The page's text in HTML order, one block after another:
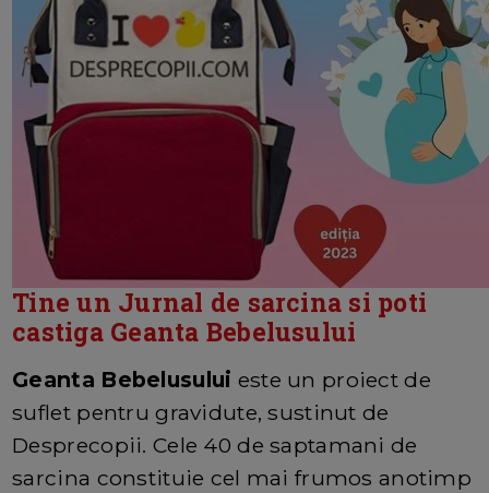
Tine un Jurnal de sarcina si poti
castiga Geanta Bebelusului
Geanta Bebelusului este un proiect de
suflet pentru gravidute, sustinut de
Desprecopii. Cele 40 de saptamani de
sarcina constituie cel mai frumos anotimp